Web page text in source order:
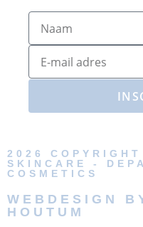
2026
SKINCARE -
COSMETICS
WEBDESIGN
HOUTUM